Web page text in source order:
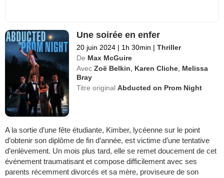
Une soirée en enfer
20 juin 2024 | 1h 30min | Thriller
De Max McGuire
Avec Zoë Belkin Karen Cliche Melissa
Bray
Titre originalAbducted on Prom Night
A la sortie d’une fête étudiante, Kimber, lycéenne sur le point
d’obtenir son diplôme de fin d’année, est victime d’une tentative
d’enlèvement. Un mois plus tard, elle se remet doucement de cet
événement traumatisant et compose difficilement avec ses
parents récemment divorcés et sa mère, proviseure de son